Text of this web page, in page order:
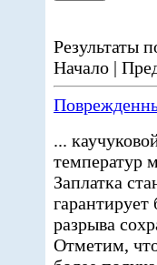
Результаты
Начало |
...
температур
Заплатка
гарантирует
разрыва
Отметим,